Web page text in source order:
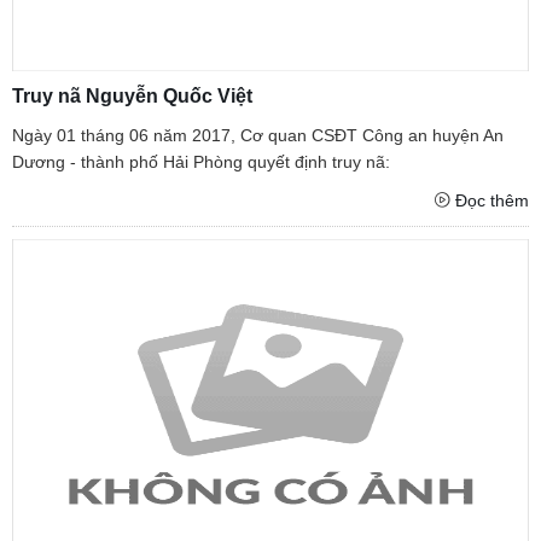
Truy nã Nguyễn Quốc Việt
Ngày 01 tháng 06 năm 2017, Cơ quan CSĐT Công an huyện An
Dương - thành phố Hải Phòng quyết định truy nã:
Đọc thêm